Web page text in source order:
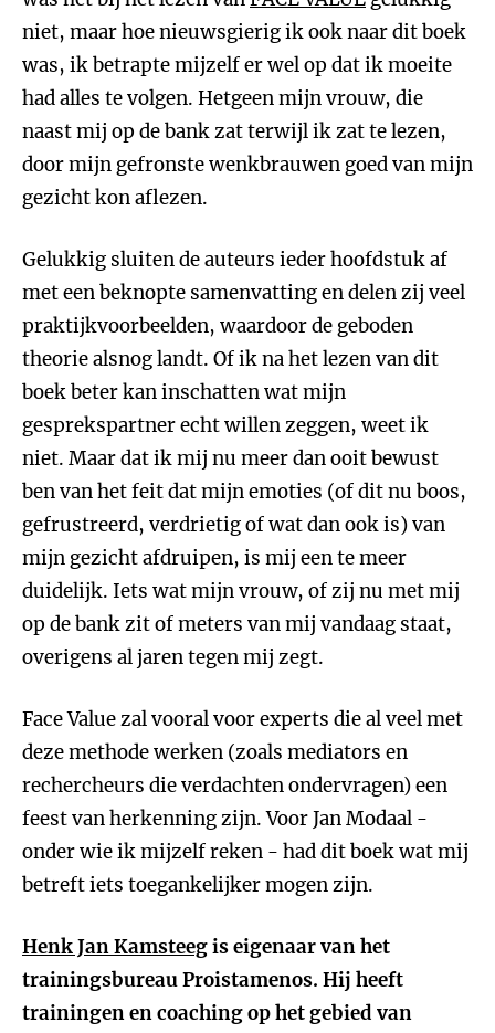
niet, maar hoe nieuwsgierig ik ook naar dit boek
was, ik betrapte mijzelf er wel op dat ik moeite
had alles te volgen. Hetgeen mijn vrouw, die
naast mij op de bank zat terwijl ik zat te lezen,
door mijn gefronste wenkbrauwen goed van mijn
gezicht kon aflezen.
Gelukkig sluiten de auteurs ieder hoofdstuk af
met een beknopte samenvatting en delen zij veel
praktijkvoorbeelden, waardoor de geboden
theorie alsnog landt. Of ik na het lezen van dit
boek beter kan inschatten wat mijn
gesprekspartner echt willen zeggen, weet ik
niet. Maar dat ik mij nu meer dan ooit bewust
ben van het feit dat mijn emoties (of dit nu boos,
gefrustreerd, verdrietig of wat dan ook is) van
mijn gezicht afdruipen, is mij een te meer
duidelijk. Iets wat mijn vrouw, of zij nu met mij
op de bank zit of meters van mij vandaag staat,
overigens al jaren tegen mij zegt.
Face Value zal vooral voor experts die al veel met
deze methode werken (zoals mediators en
rechercheurs die verdachten ondervragen) een
feest van herkenning zijn. Voor Jan Modaal -
onder wie ik mijzelf reken - had dit boek wat mij
betreft iets toegankelijker mogen zijn.
Henk Jan Kamsteegis eigenaar van het
trainingsbureau Proistamenos. Hij heeft
trainingen en coaching op het gebied van